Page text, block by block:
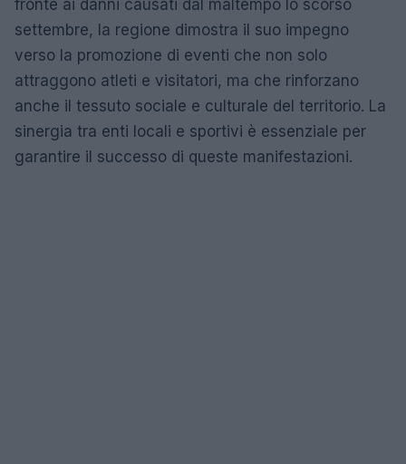
fronte ai danni causati dal maltempo lo scorso
settembre, la regione dimostra il suo impegno
verso la promozione di eventi che non solo
attraggono atleti e visitatori, ma che rinforzano
anche il tessuto sociale e culturale del territorio. La
sinergia tra enti locali e sportivi è essenziale per
garantire il successo di queste manifestazioni.